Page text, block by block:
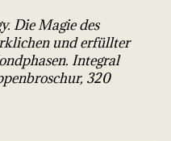
Die Magie des
und erfüllter
Integral
320